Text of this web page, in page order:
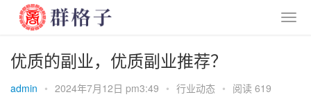
优质的副业，优质副业推荐？
admin • 2024年7月12日 pm3:49 • 行业动态 • 阅读 619